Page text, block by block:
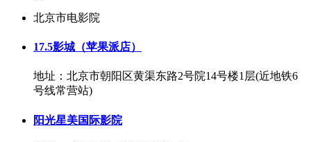
北京市电影院
17.5影城（苹果派店）
地址：北京市朝阳区黄渠东路2号院14号楼1层(近地铁6
号线常营站)
阳光星美国际影院